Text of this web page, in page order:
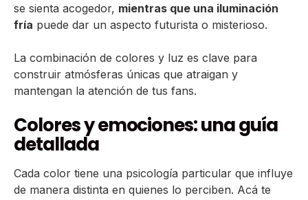
se sienta acogedor, mientras que una iluminación
fría puede dar un aspecto futurista o misterioso.
La combinación de colores y luz es clave para
construir atmósferas únicas que atraigan y
mantengan la atención de tus fans.
Colores y emociones: una guía
detallada
Cada color tiene una psicología particular que influye
de manera distinta en quienes lo perciben. Acá te